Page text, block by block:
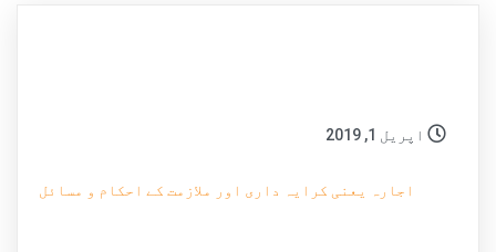
اپریل 1, 2019
اجارہ یعنی کرایہ داری اور ملازمت کے احکام و مسائل